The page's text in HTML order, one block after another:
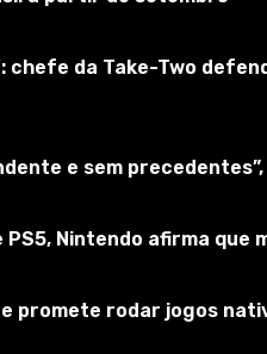
da Take-Two
e sem
Nintendo afirma
e promete rodar jogos